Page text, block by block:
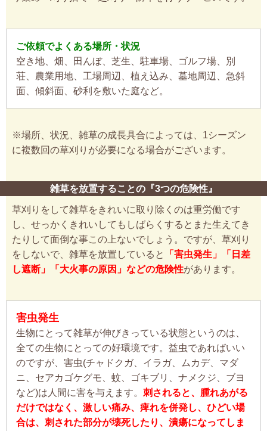
ご依頼でよくある場所・状況
空き地、畑、田んぼ、芝生、駐車場、ゴルフ場、別
荘、農業用地、工場周辺、植え込み、墓地周辺、急斜
面、傾斜面、砂利を敷いた庭など。
※場所、状況、雑草の成長具合によっては、1シーズン
に複数回の草刈りが必要になる場合がございます。
雑草を放置することの『3つの危険性』
草刈りをして雑草をきれいに取り除くのは重労働です
し、せっかくきれいしてもしばらくするとまた生えてき
たりして面倒な事この上ないでしょう。ですが、草刈り
をしないで、雑草を放置していると
「害虫発生」「日差
し遮断」「大火事の原因」などの危険性があります。
害虫発生
生物にとって雑草が伸びきっている状態というのは、
全ての生物にとっての好環境です。益虫であればいい
のですが、害虫(チャドクガ、イラガ、ムカデ、マダ
ニ、セアカゴケグモ、蚊、ゴキブリ、ナメクジ、ブヨ
など)は人間に害を与えます。 刺されると、腫れあがる
だけではなく、激しい痛み、痺れを併発し、ひどい場
合は、刺された部分が壊死したり、潰瘍になってしま